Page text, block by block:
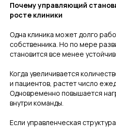
Почему управляющий
росте клиники
Одна клиника может долго
собственника. Но по мере
становится все менее
Когда увеличивается
и пациентов, растет число
Одновременно повышается
внутри команды.
Если управленческая